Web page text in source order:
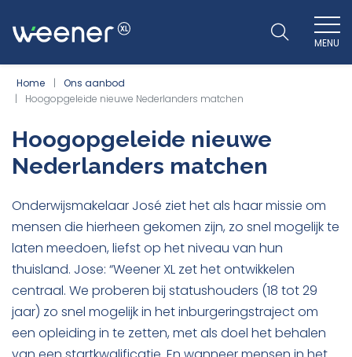
WEENER XL
MENU
Home
Ons aanbod
Hoogopgeleide nieuwe Nederlanders matchen
Hoogopgeleide nieuwe
Nederlanders matchen
Onderwijsmakelaar José ziet het als haar missie om
mensen die hierheen gekomen zijn, zo snel mogelijk te
laten meedoen, liefst op het niveau van hun
thuisland. Jose: “Weener XL zet het ontwikkelen
centraal. We proberen bij statushouders (18 tot 29
jaar) zo snel mogelijk in het inburgeringstraject om
een opleiding in te zetten, met als doel het behalen